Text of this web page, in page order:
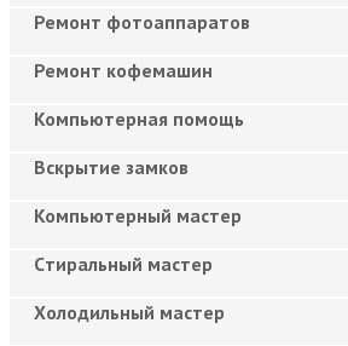
Ремонт фотоаппаратов
Ремонт кофемашин
Компьютерная помощь
Вскрытие замков
Компьютерный мастер
Cтиральный мастер
Холодильный мастер